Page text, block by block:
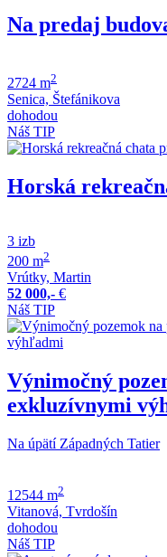
Na predaj
2724 m2
Senica, Štefánikova
dohodou
Náš TIP
Horská
3 izb
200 m2
Vrútky, Martin
52 000,- €
Náš TIP
Výnimočný
exkluzívnymi
Na úpätí Západných Tatier
12544 m2
Vitanová, Tvrdošín
dohodou
Náš TIP